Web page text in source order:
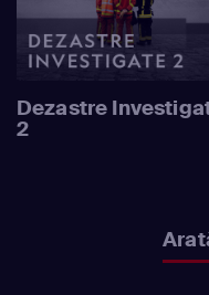
Dezastre
2